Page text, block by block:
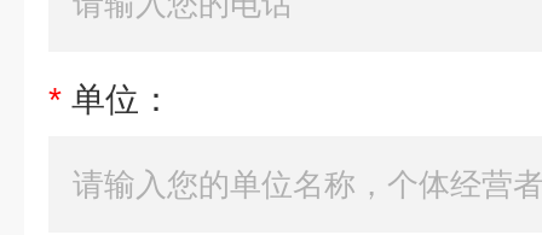
* 单位：